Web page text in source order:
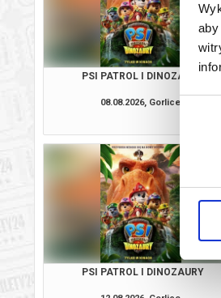
Wybór
PSI PATROL I DINOZAURY
08.08.2026, Gorlice
PSI PATROL I DINOZAURY